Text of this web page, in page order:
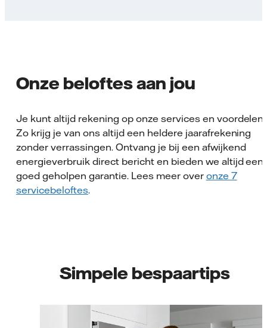
Onze beloftes aan jou
Je kunt altijd rekening op onze services en voordelen.
Zo krijg je van ons altijd een heldere jaarafrekening
zonder verrassingen. Ontvang je bij een afwijkend
energieverbruik direct bericht en bieden we altijd een
goed geholpen garantie. Lees meer over onze 7
servicebeloftes.
Simpele bespaartips